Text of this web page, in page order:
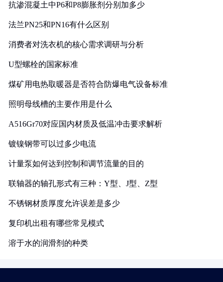
抗渗混凝土中P6和P8膨胀剂分别加多少
法兰PN25和PN16有什么区别
消费者对洗衣机的核心需求调研与分析
U型螺栓的国家标准
煤矿用电热取暖器是否符合防爆电气设备标准
照明母线槽的主要作用是什么
A516Gr70对应国内材质及低温冲击要求解析
镀镍钢带可以过多少电流
计量泵如何达到控制和调节流量的目的
联轴器的轴孔形式有三种：Y型、J型、Z型
不锈钢材质厚度允许误差是多少
复印机出租有哪些常见模式
溶于水的润滑剂的种类